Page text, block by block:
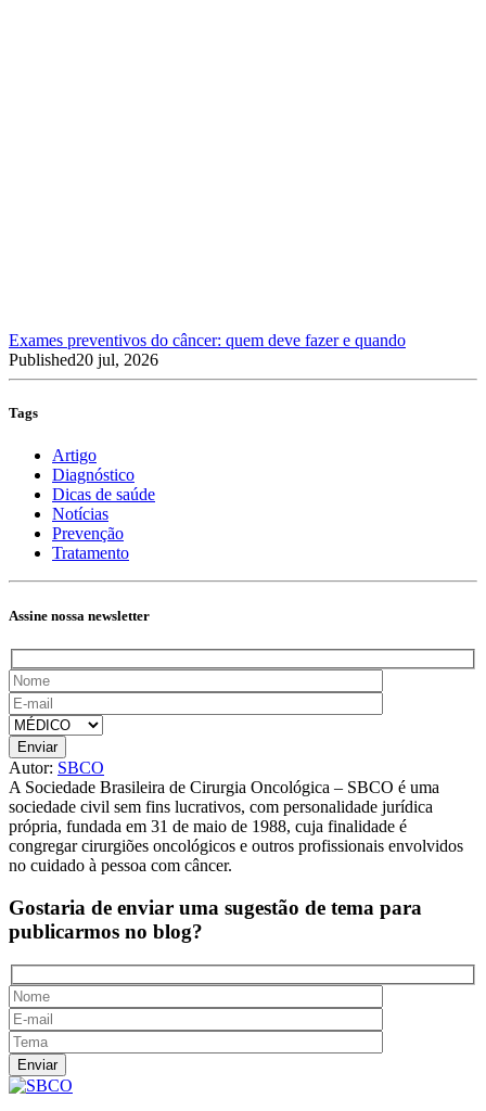
Exames preventivos do câncer: quem deve fazer e quando
Published20 jul, 2026
Tags
Artigo
Diagnóstico
Dicas de saúde
Notícias
Prevenção
Tratamento
Assine nossa newsletter
Autor: SBCO
A Sociedade Brasileira de Cirurgia Oncológica – SBCO é uma
sociedade civil sem fins lucrativos, com personalidade jurídica
própria, fundada em 31 de maio de 1988, cuja finalidade é
congregar cirurgiões oncológicos e outros profissionais envolvidos
no cuidado à pessoa com câncer.
Gostaria de enviar uma sugestão de tema para
publicarmos no blog?